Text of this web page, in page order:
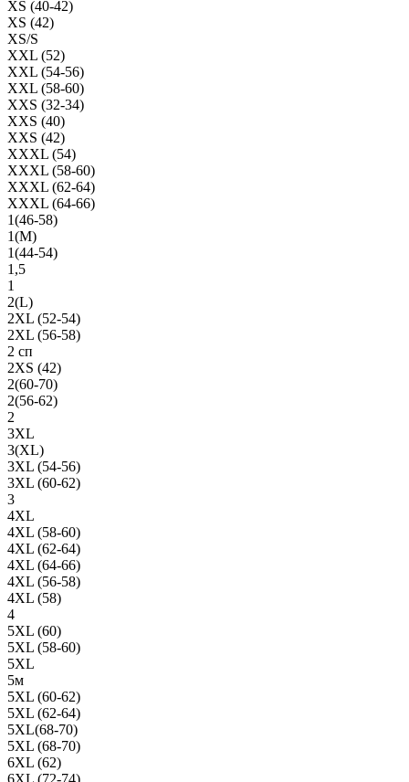
XS (40-42)
XS (42)
XS/S
XXL (52)
XXL (54-56)
XXL (58-60)
XXS (32-34)
XXS (40)
XXS (42)
XXXL (54)
XXXL (58-60)
XXXL (62-64)
XXXL (64-66)
1(46-58)
1(М)
1(44-54)
1,5
1
2(L)
2XL (52-54)
2XL (56-58)
2 сп
2XS (42)
2(60-70)
2(56-62)
2
3XL
3(XL)
3XL (54-56)
3XL (60-62)
3
4XL
4XL (58-60)
4XL (62-64)
4XL (64-66)
4XL (56-58)
4XL (58)
4
5XL (60)
5XL (58-60)
5XL
5м
5XL (60-62)
5XL (62-64)
5XL(68-70)
5XL (68-70)
6XL (62)
6XL (72-74)